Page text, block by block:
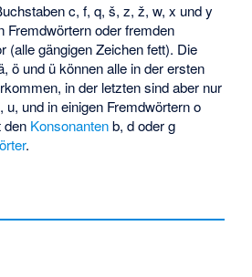
c, f, q, š, z, ž, w, x und y
Fremdwörtern oder fremden
(alle gängigen Zeichen fett). Die
ö und ü können alle in der ersten
in der letzten sind aber nur
u, und in einigen Fremdwörtern o
den Konsonantenb, d oder g
.